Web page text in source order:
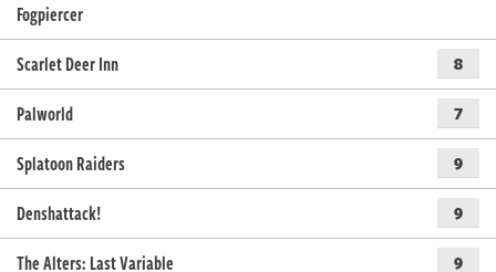
Fogpiercer
Scarlet Deer Inn
8
Palworld 7
Splatoon Raiders 9
Denshattack! 9
The Alters: Last Variable 9